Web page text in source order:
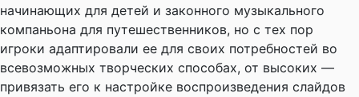
начинающих для детей и законного музыкального
компаньона для путешественников, но с тех пор
игроки адаптировали ее для своих потребностей во
всевозможных творческих способах, от высоких —
привязать его к настройке воспроизведения слайдов